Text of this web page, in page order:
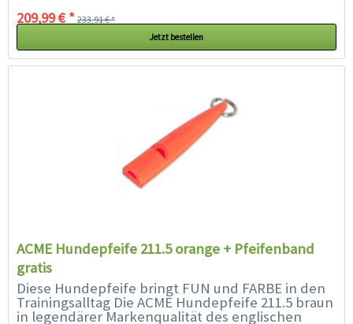
209,99 € * 233,91 € *
Jetzt bestellen
ACME Hundepfeife 211.5 orange + Pfeifenband
gratis
Diese Hundepfeife bringt FUN und FARBE in den
Trainingsalltag Die ACME Hundepfeife 211.5 braun
in legendärer Markenqualität des englischen